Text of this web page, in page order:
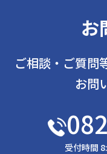
お
ご相談・ご質問
お問
受付時間